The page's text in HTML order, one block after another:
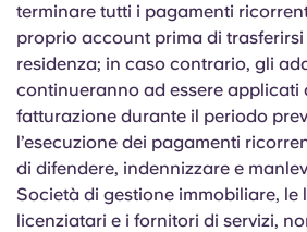
terminare tutti i pagamenti
proprio account prima di
residenza; in caso contrario, gli
continueranno ad essere applicati
fatturazione durante il periodo
l’esecuzione dei pagamenti
di difendere, indennizzare e
Società di gestione immobiliare, le
licenziatari e i fornitori di servizi,